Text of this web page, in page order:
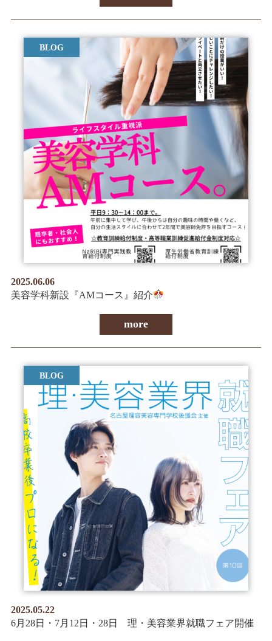
BLOG
2025.06.06
美容学科新設『AMコース』紹介
more
BLOG
2025.05.22
6月28日・7月12日・28日 理・美容業界就職フェア開催